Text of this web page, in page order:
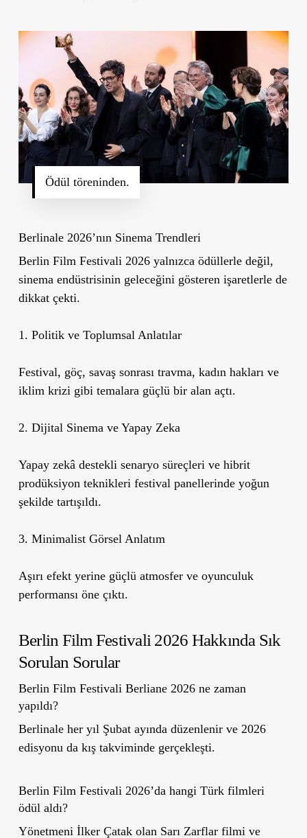
Ödül töreninden.
Berlinale 2026’nın Sinema Trendleri
Berlin Film Festivali 2026 yalnızca ödüllerle değil,
sinema endüstrisinin geleceğini gösteren işaretlerle de
dikkat çekti.
1. Politik ve Toplumsal Anlatılar
Festival, göç, savaş sonrası travma, kadın hakları ve
iklim krizi gibi temalara güçlü bir alan açtı.
2. Dijital Sinema ve Yapay Zeka
Yapay zekâ destekli senaryo süreçleri ve hibrit
prodüksiyon teknikleri festival panellerinde yoğun
şekilde tartışıldı.
3. Minimalist Görsel Anlatım
Aşırı efekt yerine güçlü atmosfer ve oyunculuk
performansı öne çıktı.
Berlin Film Festivali 2026 Hakkında Sık
Sorulan Sorular
Berlin Film Festivali Berliane 2026 ne zaman
yapıldı?
Berlinale her yıl Şubat ayında düzenlenir ve 2026
edisyonu da kış takviminde gerçekleşti.
Berlin Film Festivali 2026’da hangi Türk filmleri
ödül aldı?
Yönetmeni İlker Çatak olan Sarı Zarflar filmi ve